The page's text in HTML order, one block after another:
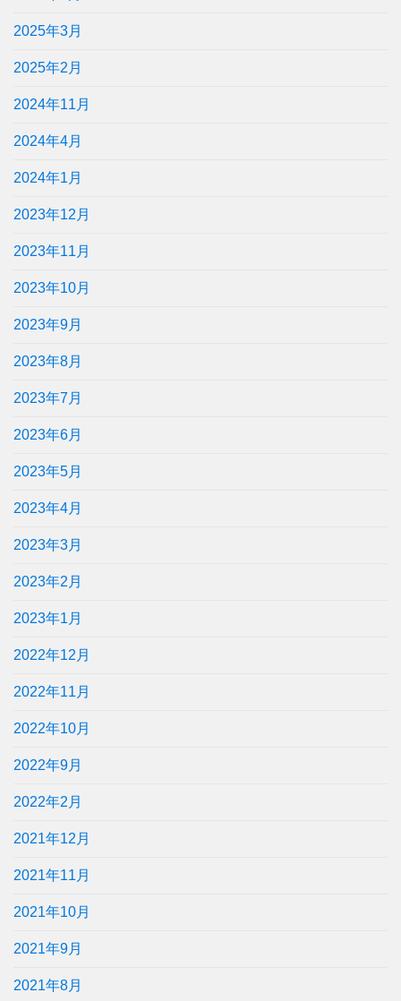
2025年3月
2025年2月
2024年11月
2024年4月
2024年1月
2023年12月
2023年11月
2023年10月
2023年9月
2023年8月
2023年7月
2023年6月
2023年5月
2023年4月
2023年3月
2023年2月
2023年1月
2022年12月
2022年11月
2022年10月
2022年9月
2022年2月
2021年12月
2021年11月
2021年10月
2021年9月
2021年8月